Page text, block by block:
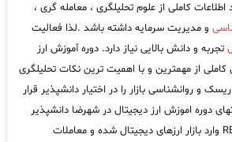
اطلاعات کاملی از علوم تحلیلگری ، معامله گری ،
و مدیریت سرمایه داشته باشد .لذا فعالیت
تجربه و دانش بالایی نیاز دارد. دوره آموزش ارز
از مهمترین و با اهمیت ترین نکات تحلیلگری
و روانشناسی بازار را در اختیار دانشپذیر قرار
دوره اموزش ارز دیجیتال در شهرضا دانشپذیر
قادر خواهد بود بطور REAL وارد بازار ارزهای دیجیتال شده و معاملات